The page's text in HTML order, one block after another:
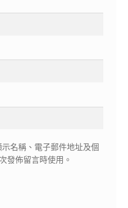
名稱、電子郵件地址及個
發佈留言時使用。